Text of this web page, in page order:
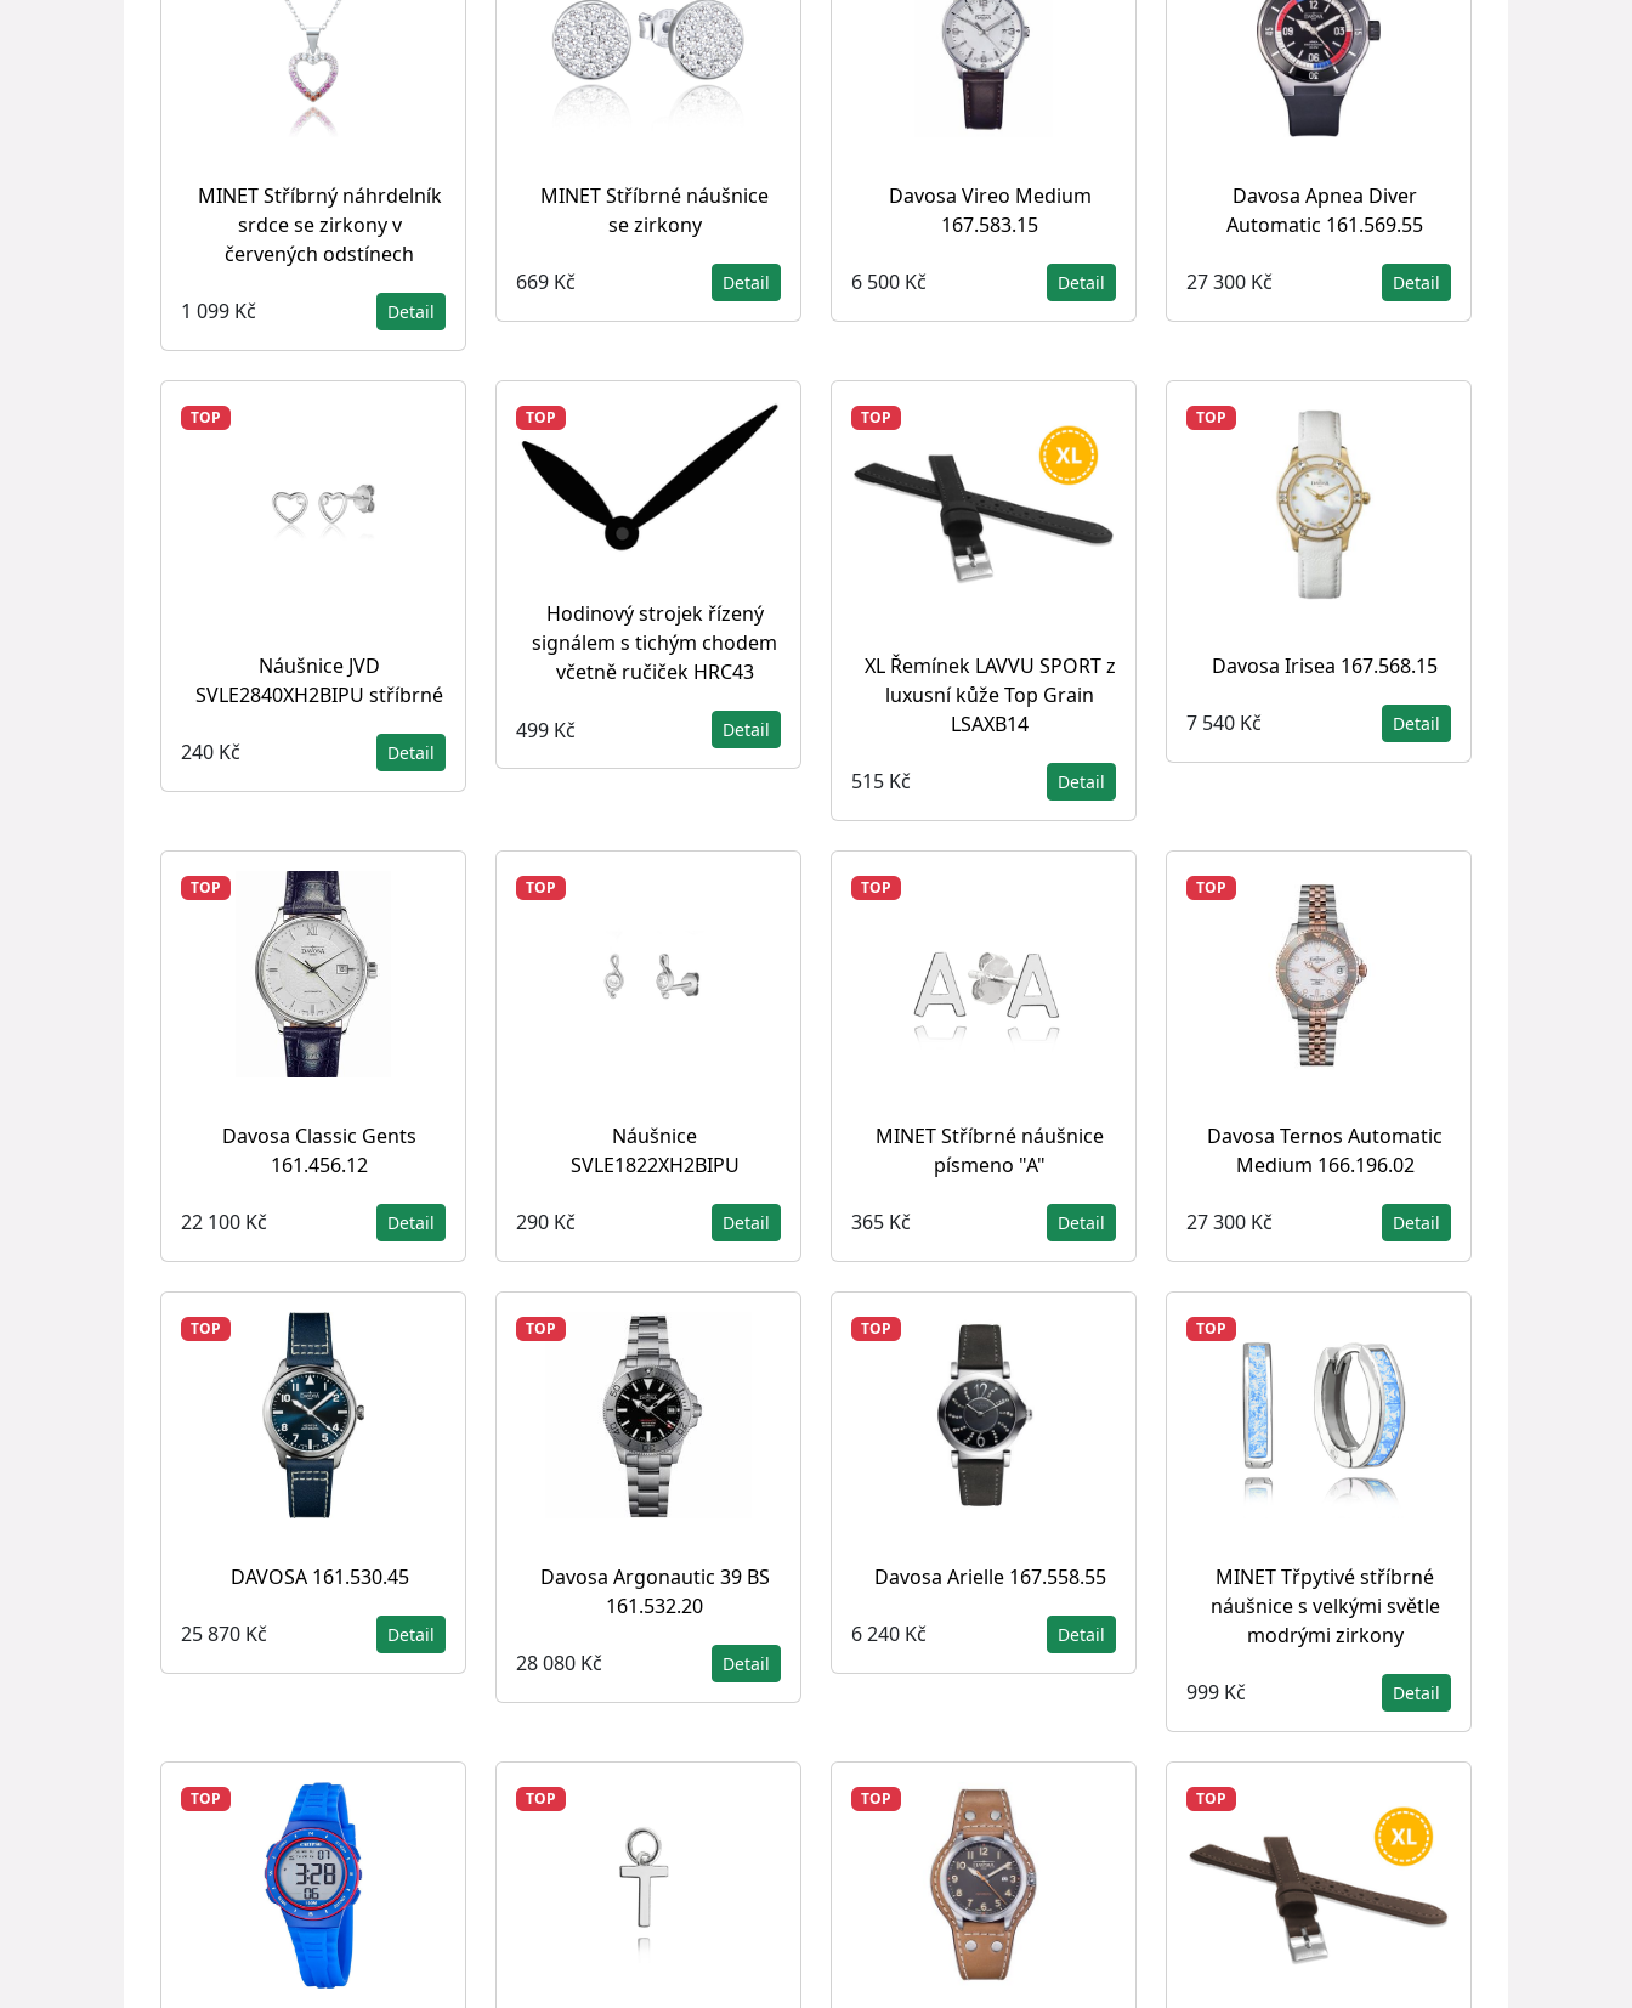
MINET Stříbrný náhrdelník
srdce se zirkony v
červených odstínech
1 099 Kč Detail
MINET Stříbrné náušnice
se zirkony
669 Kč Detail
Davosa Vireo Medium
167.583.15
6 500 Kč Detail
Davosa Apnea Diver
Automatic 161.569.55
27 300 Kč Detail
TOP
Náušnice JVD
SVLE2840XH2BIPU stříbrné
240 Kč Detail
TOP
Hodinový strojek řízený
signálem s tichým chodem
včetně ručiček HRC43
499 Kč Detail
TOP
XL Řemínek LAVVU SPORT z
luxusní kůže Top Grain
LSAXB14
515 Kč Detail
TOP
Davosa Irisea 167.568.15
7 540 Kč Detail
TOP
Davosa Classic Gents
161.456.12
22 100 Kč Detail
TOP
Náušnice
SVLE1822XH2BIPU
290 Kč Detail
TOP
MINET Stříbrné náušnice
písmeno "A"
365 Kč Detail
TOP
Davosa Ternos Automatic
Medium 166.196.02
27 300 Kč Detail
TOP
DAVOSA 161.530.45
25 870 Kč Detail
TOP
Davosa Argonautic 39 BS
161.532.20
28 080 Kč Detail
TOP
Davosa Arielle 167.558.55
6 240 Kč Detail
TOP
MINET Třpytivé stříbrné
náušnice s velkými světle
modrými zirkony
999 Kč Detail
TOP TOP TOP TOP